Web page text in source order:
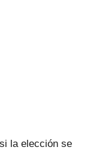
la elección se